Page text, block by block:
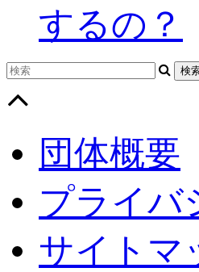
するの？
団体概要
プライバ
サイトマ